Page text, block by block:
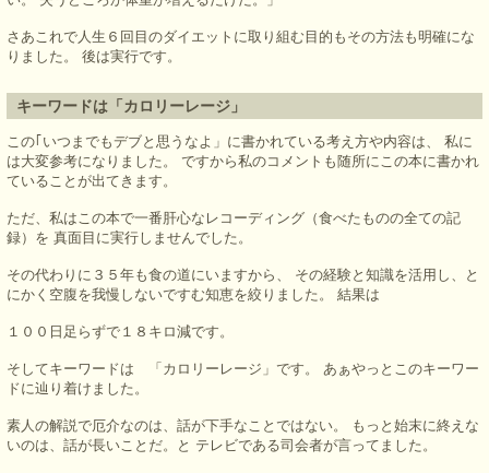
さあこれで人生６回目のダイエットに取り組む目的もその方法も明確にな
りました。 後は実行です。
キーワードは「カロリーレージ」
この｢いつまでもデブと思うなよ」に書かれている考え方や内容は、 私に
は大変参考になりました。 ですから私のコメントも随所にこの本に書かれ
ていることが出てきます。
ただ、私はこの本で一番肝心なレコーディング（食べたものの全ての記
録）を 真面目に実行しませんでした。
その代わりに３５年も食の道にいますから、 その経験と知識を活用し、と
にかく空腹を我慢しないですむ知恵を絞りました。 結果は
１００日足らずで１８キロ減です。
そしてキーワードは 「カロリーレージ」です。 あぁやっとこのキーワー
ドに辿り着けました。
素人の解説で厄介なのは、話が下手なことではない。 もっと始末に終えな
いのは、話が長いことだ。と テレビである司会者が言ってました。